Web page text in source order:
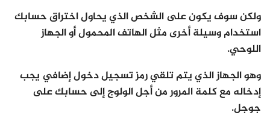
ولكن سوف يكون على الشخص الذي يحاول اختراق حسابك
استخدام وسيلة أخرى مثل الهاتف المحمول أو الجهاز
اللوحي.
وهو الجهاز الذي يتم تلقي رمز تسجيل دخول إضافي يجب
إدخاله مع كلمة المرور من أجل الولوج إلى حسابك على
جوجل.